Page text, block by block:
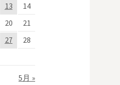
5月 »
13
14
20
21
27
28